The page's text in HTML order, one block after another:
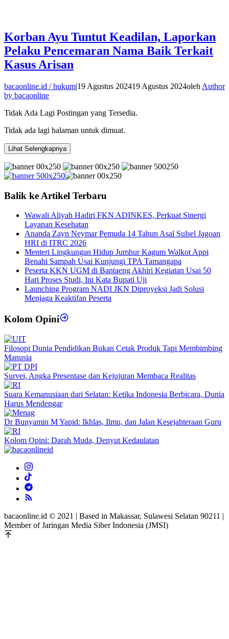
Korban Ayu Tuntut Keadilan, Laporkan
Pelaku Pencemaran Nama Baik Terkait
Kasus Arisan
bacaonline.id / hukum|19 Agustus 202419 Agustus 2024oleh Author
by bacaonline
Tidak Ada Lagi Postingan yang Tersedia.
Tidak ada lagi halaman untuk dimuat.
Lihat Selengkapnya
Balik ke Artikel Terbaru
Wawali Aliyah Hadiri FKN ADINKES, Perkuat Sinergi
Layanan Kesehatan
Ananda Zayn Neymar Pemuda 14 Tahun Asal Sulsel Jagoan
HRI di ITRC 2026
Menteri Lingkungan Hidup Jumhur Kagum Walkot Appi
Benahi Sampah Usai Kunjungi TPA Tamangapa
Peserta KKN UGM di Bantaeng Akhiri Kegiatan Usai 50
Hari Proses Studi, Ini Kata Bupati Uji
Launching Program NADI JKN Diproyeksi Jadi Solusi
Menjaga Keaktifan Peserta
Kolom Opini
Filosopi Dunia Pendidikan Bukan Cetak Produk Tapi Membimbing
Manusia
Survei, Angka Presentase dan Kejujuran Membaca Realitas
Suara Kemanusiaan dari Selatan: Ketika Indonesia Berbicara, Dunia
Harus Mendengar
Dr Bunyamin M Yapid: Ikhlas, Ilmu, dan Jalan Kesejahteraan Guru
Kolom Opini: Darah Muda, Denyut Kedaulatan
bacaonline.id © 2021 | Based in Makassar, Sulawesi Selatan 90211 |
Member of Jaringan Media Siber Indonesia (JMSI)